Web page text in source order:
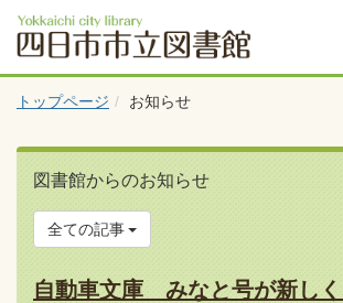
トップページ お知らせ
図書館からのお知らせ
全ての記事
自動車文庫 みなと号が新し